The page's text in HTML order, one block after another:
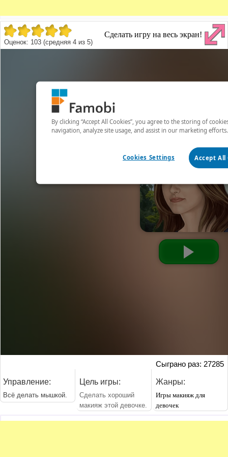
Оценок: 103 (средняя 4 из 5)
Сделать игру на весь экран!
Сыграно раз: 27285
Управление:
Всё делать мышкой.
Цель игры:
Сделать хороший
макияж этой девочке.
Жанры:
Игры макияж для
девочек